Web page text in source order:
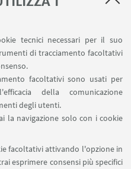
tecnici necessari per il suo
di tracciamento facoltativi
facoltativi sono usati per
della comunicazione
degli utenti.
la navigazione solo con i cookie
facoltativi attivando l'opzione in
esprimere consensi più specifici
afferenti al Dipartimento
interni
SU:
SU: